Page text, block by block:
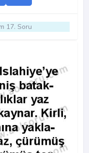
17. Soru